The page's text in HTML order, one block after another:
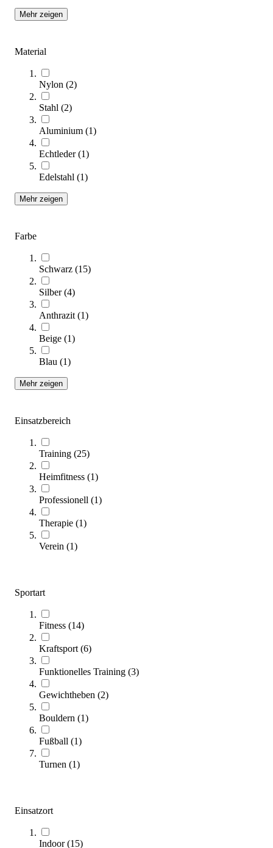
Mehr zeigen
Material
Nylon (2)
Stahl (2)
Aluminium (1)
Echtleder(1)
Edelstahl (1)
Mehr zeigen
Farbe
Schwarz (15)
Silber(4)
Anthrazit (1)
Beige (1)
Blau (1)
Mehr zeigen
Einsatzbereich
Training (25)
Heimfitness (1)
Professionell (1)
Therapie (1)
Verein (1)
Sportart
Fitness (14)
Kraftsport (6)
Funktionelles Training (3)
Gewichtheben (2)
Bouldern (1)
Fußball (1)
Turnen (1)
Einsatzort
Indoor(15)
Zum Produkt
tanga sports® Schlingentrainer PRO
73,00 €
Zum Produkt
tanga sports® Nackenpolster
20,95 €
Zum Produkt
Sofort lieferbar
tanga sports® Z-Ball
ab 6,95 €
Sofort lieferbar
O'Live® Suspension Rings
88,00 €
Zum Produkt
Noch 1 auf Lager